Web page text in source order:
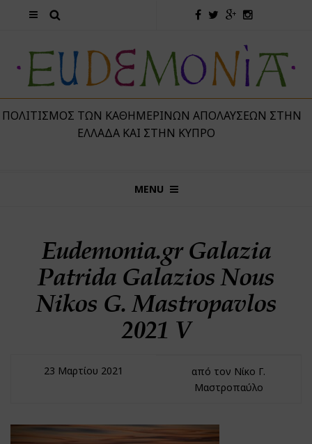
ΤΩΝ ΚΑΘΗΜΕΡΙΝΏΝ ΑΠΟΛΑΎΣΕΩΝ ΣΤΗΝ
ΕΛΛΆΔΑ ΚΑΙ ΣΤΗΝ ΚΎΠΡΟ
MENU
Eudemonia.gr Galazia
Patrida Galazios Nous
Nikos G. Mastropavlos
2021 V
23 Μαρτίου 2021
από τον Νίκο Γ.
Μαστροπαύλο